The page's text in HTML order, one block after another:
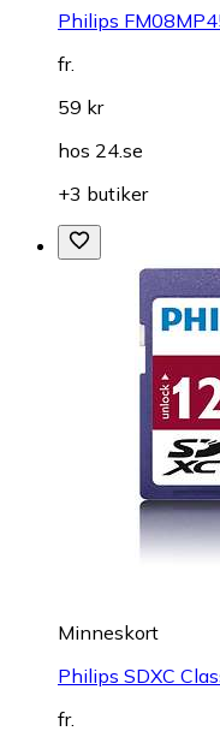
Philips
fr.
59 kr
hos 24.se
+3 butiker
Minneskort
Philips SDXC
fr.